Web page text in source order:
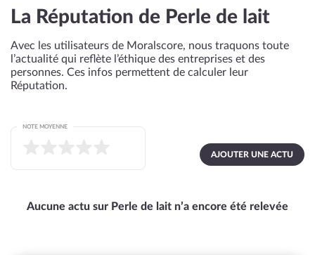
La Réputation de Perle de lait
Avec les utilisateurs de Moralscore, nous traquons toute
l’actualité qui reflète l’éthique des entreprises et des
personnes. Ces infos permettent de calculer leur
Réputation.
AJOUTER UNE ACTU
NOTE MOYENNE
Aucune actu sur Perle de lait n’a encore été relevée